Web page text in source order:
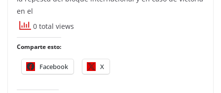
en el
0 total views
Comparte esto:
Facebook X